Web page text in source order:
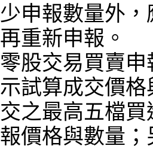
少申報數量外
再重新申報。
零股交易買賣
示試算成交價
交之最高五檔
報價格與數量